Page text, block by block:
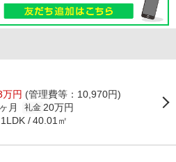
円 (管理費等：10,970円)
月 礼金 20万円
1LDK 40.01㎡